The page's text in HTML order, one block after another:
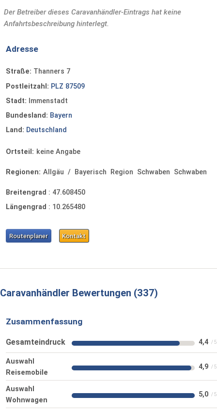
Der Betreiber dieses Caravanhändler-Eintrags hat keine
Anfahrtsbeschreibung hinterlegt.
Adresse
Straße: Thanners 7
Postleitzahl: PLZ 87509
Stadt: Immenstadt
Bundesland: Bayern
Land: Deutschland
Ortsteil: keine Angabe
Regionen: Allgäu / Bayerisch Region Schwaben Schwaben
Breitengrad : 47.608450
Längengrad : 10.265480
Routenplaner Kontakt
Caravanhändler Bewertungen 337
Zusammenfassung
Gesamteindruck 4,4
Auswahl
Reisemobile
4,9
Auswahl
Wohnwagen
5,0